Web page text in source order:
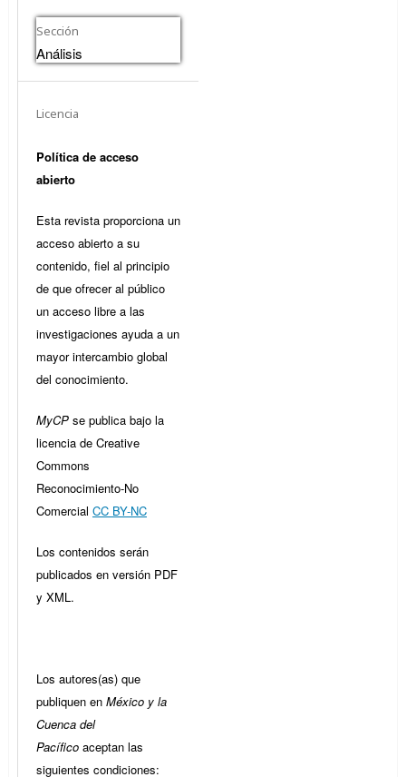
Sección
Análisis
Licencia
Política de acceso
abierto
Esta revista proporciona un
acceso abierto a su
contenido, fiel al principio
de que ofrecer al público
un acceso libre a las
investigaciones ayuda a un
mayor intercambio global
del conocimiento.
MyCP se publica bajo la
licencia de Creative
Commons
Reconocimiento-No
Comercial CC BY-NC
Los contenidos serán
publicados en versión PDF
y XML.
Los autores(as) que
publiquen en México y la
Cuenca del
Pacífico aceptan las
siguientes condiciones: